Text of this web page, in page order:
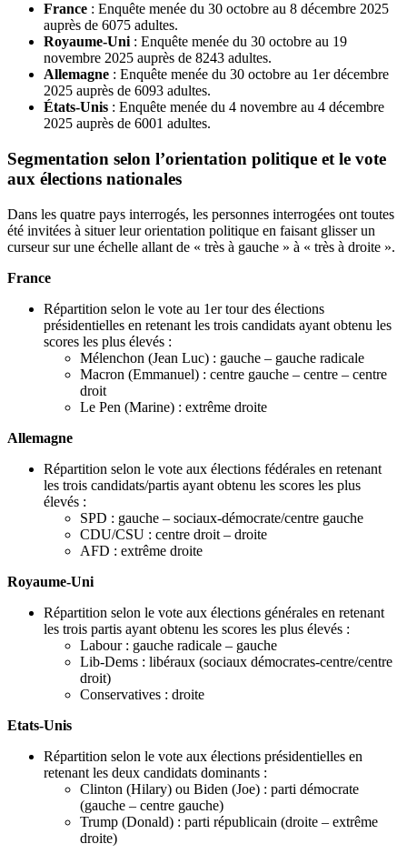
France : Enquête menée du 30 octobre au 8 décembre 2025
auprès de 6075 adultes.
Royaume-Uni : Enquête menée du 30 octobre au 19
novembre 2025 auprès de 8243 adultes.
Allemagne : Enquête menée du 30 octobre au 1er décembre
2025 auprès de 6093 adultes.
États-Unis : Enquête menée du 4 novembre au 4 décembre
2025 auprès de 6001 adultes.
Segmentation selon l’orientation politique et le vote
aux élections nationales
Dans les quatre pays interrogés, les personnes interrogées ont toutes
été invitées à situer leur orientation politique en faisant glisser un
curseur sur une échelle allant de « très à gauche » à « très à droite ».
France
Répartition selon le vote au 1er tour des élections
présidentielles en retenant les trois candidats ayant obtenu les
scores les plus élevés :
Mélenchon (Jean Luc) : gauche – gauche radicale
Macron (Emmanuel) : centre gauche – centre – centre
droit
Le Pen (Marine) : extrême droite
Allemagne
Répartition selon le vote aux élections fédérales en retenant
les trois candidats/partis ayant obtenu les scores les plus
élevés :
SPD : gauche – sociaux-démocrate/centre gauche
CDU/CSU : centre droit – droite
AFD : extrême droite
Royaume-Uni
Répartition selon le vote aux élections générales en retenant
les trois partis ayant obtenu les scores les plus élevés :
Labour : gauche radicale – gauche
Lib-Dems : libéraux (sociaux démocrates-centre/centre
droit)
Conservatives : droite
Etats-Unis
Répartition selon le vote aux élections présidentielles en
retenant les deux candidats dominants :
Clinton (Hilary) ou Biden (Joe) : parti démocrate
(gauche – centre gauche)
Trump (Donald) : parti républicain (droite – extrême
droite)